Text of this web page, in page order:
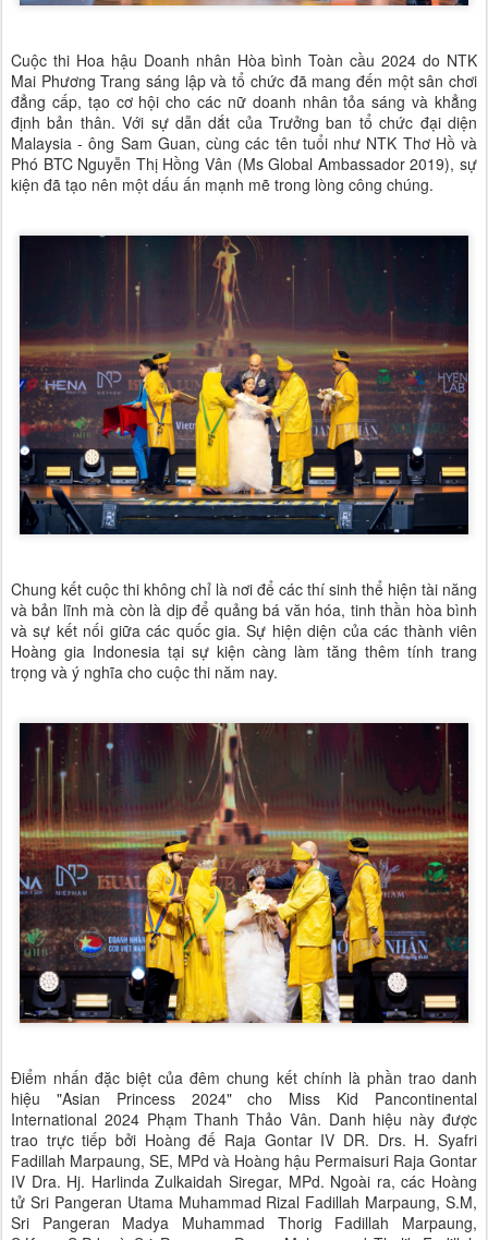
Cuộc thi Hoa hậu Doanh nhân Hòa bình Toàn cầu 2024 do NTK
Mai Phương Trang sáng lập và tổ chức đã mang đến một sân chơi
đẳng cấp, tạo cơ hội cho các nữ doanh nhân tỏa sáng và khẳng
định bản thân. Với sự dẫn dắt của Trưởng ban tổ chức đại diện
Malaysia - ông Sam Guan, cùng các tên tuổi như NTK Thơ Hồ và
Phó BTC Nguyễn Thị Hồng Vân (Ms Global Ambassador 2019), sự
kiện đã tạo nên một dấu ấn mạnh mẽ trong lòng công chúng.
Chung kết cuộc thi không chỉ là nơi để các thí sinh thể hiện tài năng
và bản lĩnh mà còn là dịp để quảng bá văn hóa, tinh thần hòa bình
và sự kết nối giữa các quốc gia. Sự hiện diện của các thành viên
Hoàng gia Indonesia tại sự kiện càng làm tăng thêm tính trang
trọng và ý nghĩa cho cuộc thi năm nay.
Điểm nhấn đặc biệt của đêm chung kết chính là phần trao danh
hiệu "Asian Princess 2024" cho Miss Kid Pancontinental
International 2024 Phạm Thanh Thảo Vân. Danh hiệu này được
trao trực tiếp bởi Hoàng đế Raja Gontar IV DR. Drs. H. Syafri
Fadillah Marpaung, SE, MPd và Hoàng hậu Permaisuri Raja Gontar
IV Dra. Hj. Harlinda Zulkaidah Siregar, MPd. Ngoài ra, các Hoàng
tử Sri Pangeran Utama Muhammad Rizal Fadillah Marpaung, S.M,
Sri Pangeran Madya Muhammad Thorig Fadillah Marpaung,